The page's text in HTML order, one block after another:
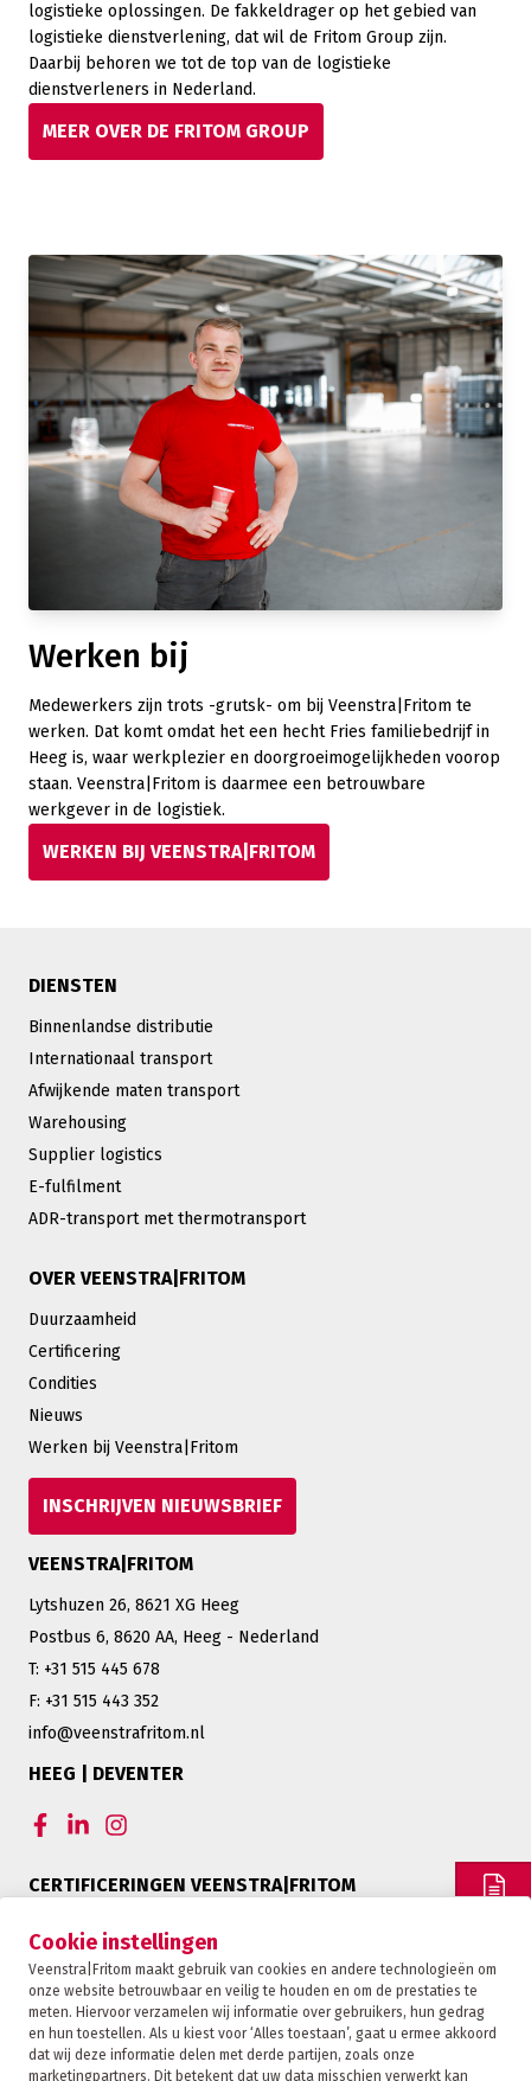
Cookie instellingen
Veenstra|Fritom maakt gebruik van cookies en andere technologieën om
onze website betrouwbaar en veilig te houden en om de prestaties te
meten. Hiervoor verzamelen wij informatie over gebruikers, hun gedrag
en hun toestellen. Als u kiest voor ‘Alles toestaan’, gaat u ermee akkoord
dat wij deze informatie delen met derde partijen, zoals onze
marketingpartners. Dit betekent dat uw data misschien verwerkt kan
CONTACT
logistieke oplossingen. De fakkeldrager op het gebied van
logistieke dienstverlening, dat wil de Fritom Group zijn.
Daarbij behoren we tot de top van de logistieke
dienstverleners in Nederland.
MEER OVER DE FRITOM GROUP
Werken bij
Medewerkers zijn trots -grutsk- om bij Veenstra|Fritom te
werken. Dat komt omdat het een hecht Fries familiebedrijf in
Heeg is, waar werkplezier en doorgroeimogelijkheden voorop
staan. Veenstra|Fritom is daarmee een betrouwbare
werkgever in de logistiek.
WERKEN BIJ VEENSTRA|FRITOM
DIENSTEN
Binnenlandse distributie
Internationaal transport
Afwijkende maten transport
Warehousing
Supplier logistics
E-fulfilment
ADR-transport met thermotransport
OVER VEENSTRA|FRITOM
Duurzaamheid
Certificering
Condities
Nieuws
Werken bij Veenstra|Fritom
INSCHRIJVEN NIEUWSBRIEF
VEENSTRA|FRITOM
Lytshuzen 26, 8621 XG Heeg
Postbus 6, 8620 AA, Heeg - Nederland
T: +31 515 445 678
F: +31 515 443 352
info@veenstrafritom.nl
HEEG | DEVENTER
CERTIFICERINGEN VEENSTRA|FRITOM